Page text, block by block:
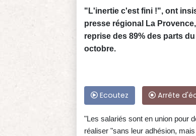
"L'inertie c'est fini !", ont
presse régional La
reprise des 89% des parts
octobre.
Ecoutez Arrête
"Les salariés sont en union pour
réaliser "sans leur adhésion,